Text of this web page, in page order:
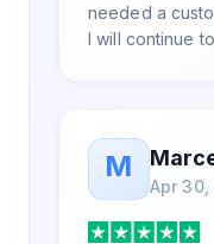
needed a
I will continue
M
Apr 30,